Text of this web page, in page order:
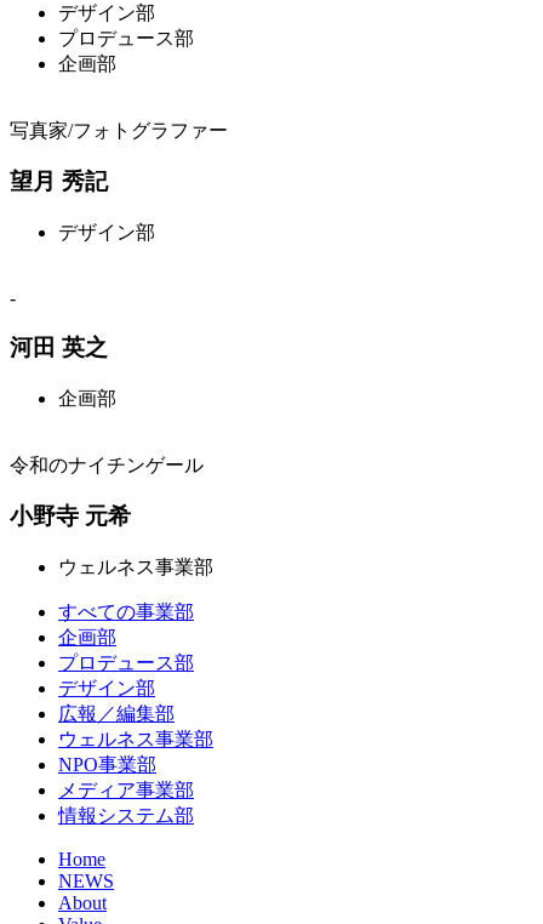
デザイン部
プロデュース部
企画部
写真家/フォトグラファー
望月 秀記
デザイン部
-
河田 英之
企画部
令和のナイチンゲール
小野寺 元希
ウェルネス事業部
すべての事業部
企画部
プロデュース部
デザイン部
広報／編集部
ウェルネス事業部
NPO事業部
メディア事業部
情報システム部
Home
NEWS
About